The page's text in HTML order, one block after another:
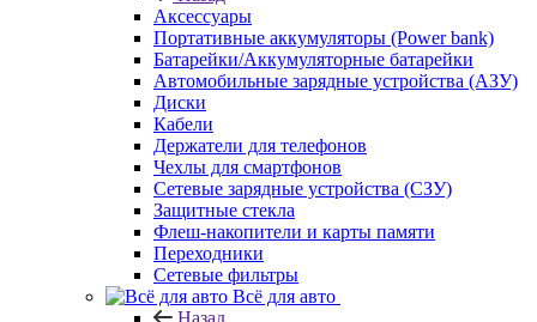
Аксессуары
Портативные аккумуляторы (Power bank)
Батарейки/Аккумуляторные батарейки
Автомобильные зарядные устройства (АЗУ)
Диски
Кабели
Держатели для телефонов
Чехлы для смартфонов
Сетевые зарядные устройства (СЗУ)
Защитные стекла
Флеш-накопители и карты памяти
Переходники
Сетевые фильтры
Всё для авто
Назад